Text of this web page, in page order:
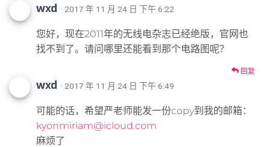
wxd · 2017 年 11 月 24 日 下午 6:22
您好，现在2011年的无线电杂志已经绝版，官网也
找不到了。请问哪里还能看到那个电路图呢？
回复
wxd · 2017 年 11 月 24 日 下午 6:49
可能的话，希望严老师能发一份copy到我的邮箱：
kyonmiriam@icloud.com
麻烦了